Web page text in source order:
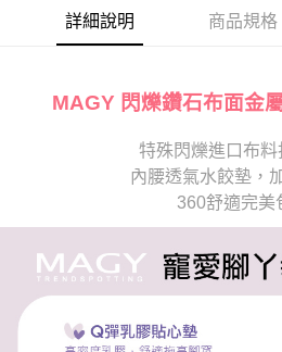
成交易。
3.實際核准額度、可分期數及費用金額請依
4.訂單成立30分鐘內，如未前往確認交易或
【繳款方式說明】
2.透過簡訊連結打開帳單後，可選擇「超商
帳／街口支付／iPASS MONEY」等通路繳
【注意事項】
用戶於交易時，得透過本服務購買商品或服
買賣價金債權讓與本公司後，依約使用本公
2.基於同意付款使用「大哥付你分期」之契
資料（包含姓名、電話或地址）提供予台灣
由本公司與您本人進行分期帳單所需資料之
AFTEE先享後付是「在收到商品之後才付款
３．安心：先確認商品／服務後，再付款。
１．於結帳方式選擇「AFTEE先享後付」後
結帳頁面，進行簡訊認證並確認金額後，即
２．訂單成立數日內，您將收到繳費通知簡
３．收到繳費通知簡訊後14天內，點擊此簡
※ 請注意：結帳手續完成當下不需立刻繳費
購買商品的店家。未經商家同意取消之訂單
※ 交易是否成功請以「AFTEE先享後付 」之
是否繳費成功／繳費後需取消欲退款等相關
ATM付款
付款後全家取貨
每筆NT$70，滿NT$899(含以上)免運費
每筆NT$100，滿NT$1,000(含以上)免
京站台北店客服中心(1F星巴克旁) 即
請自備購物袋，若需購買紙袋可現場詢問
詳細說明 商品規格
MAGY 閃爍鑽石布面金
特殊閃爍進口布料
內腰透氣水餃墊，
360舒適完美